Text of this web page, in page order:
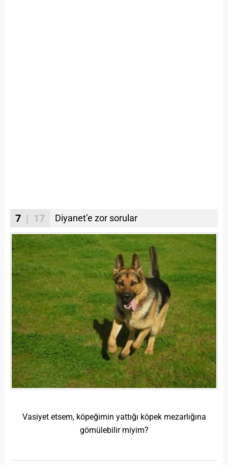
7 | 17 Diyanet’e zor sorular
Vasiyet etsem, köpeğimin yattığı köpek mezarlığına
gömülebilir miyim?